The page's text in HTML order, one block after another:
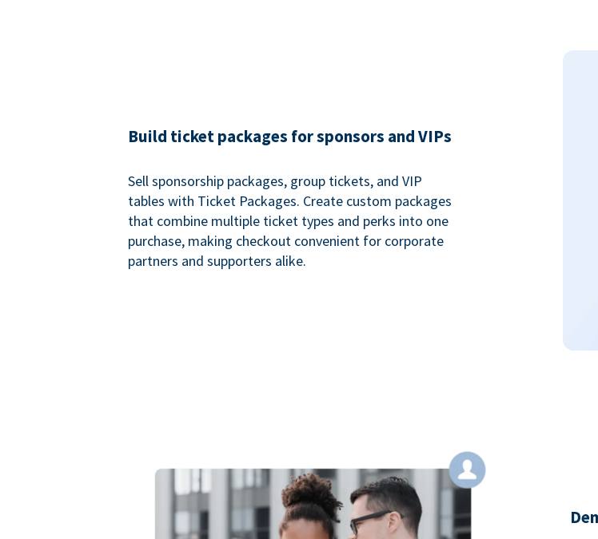
Build ticket packages for sponsors and VIPs
Sell sponsorship packages, group tickets, and VIP
tables with Ticket Packages. Create custom packages
that combine multiple ticket types and perks into one
purchase, making checkout convenient for corporate
partners and supporters alike.